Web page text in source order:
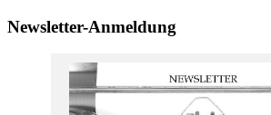
Newsletter-Anmeldung